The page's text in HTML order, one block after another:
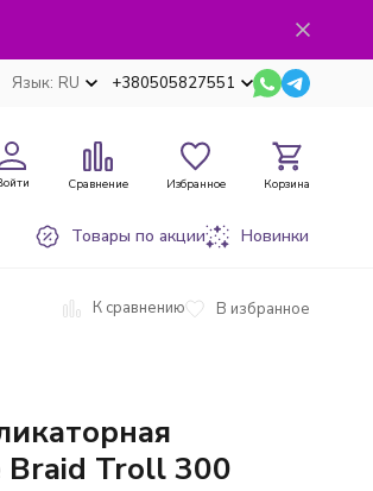
Язык: RU +380505827551
Сравнение Избранное Корзина
Товары по акции Новинки
К сравнению В избранное
Braid Troll 300